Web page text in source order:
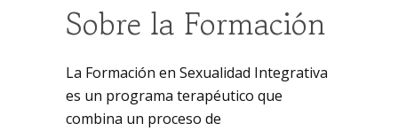
Sobre la Formación
La Formación en Sexualidad Integrativa
es un programa terapéutico que
combina un proceso de